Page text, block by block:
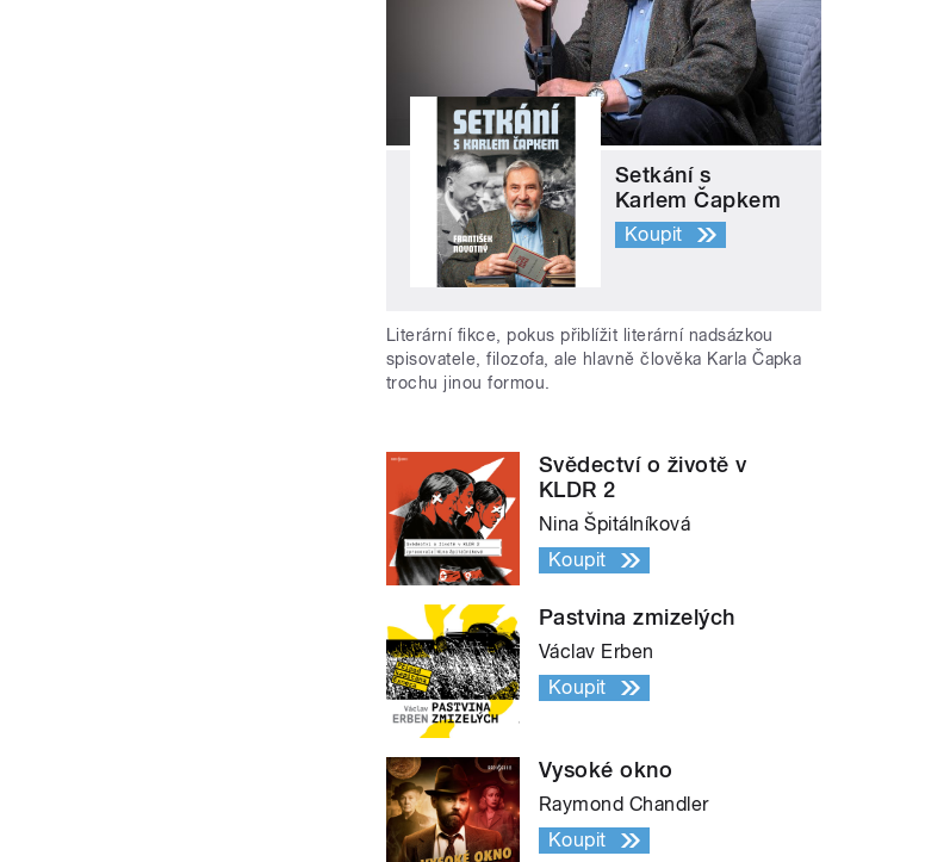
Setkání s
Karlem Čapkem
Koupit
Literární fikce, pokus přiblížit literární nadsázkou
spisovatele, filozofa, ale hlavně člověka Karla Čapka
trochu jinou formou.
Svědectví o životě v
KLDR 2
Nina Špitálníková
Koupit
Pastvina zmizelých
Václav Erben
Koupit
Vysoké okno
Raymond Chandler
Koupit